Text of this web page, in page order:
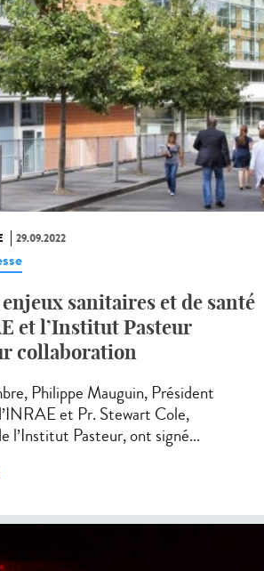
29.09.2022
sanitaires et de santé
et l’Institut Pasteur
collaboration
Philippe Mauguin, Président
et Pr. Stewart Cole,
l’Institut Pasteur, ont signé...